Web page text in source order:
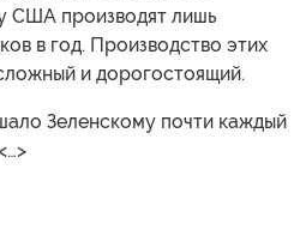
США производят лишь
в год. Производство этих
и дорогостоящий.
Зеленскому почти каждый